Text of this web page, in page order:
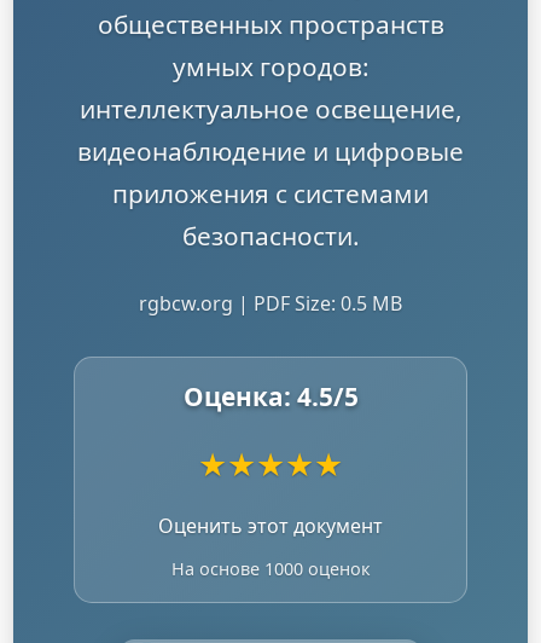
общественных пространств
умных городов:
интеллектуальное освещение,
видеонаблюдение и цифровые
приложения с системами
безопасности.
rgbcw.org | PDF Size: 0.5 MB
Оценка: 4.5/5
★★★★★
Оценить этот документ
На основе 1000 оценок